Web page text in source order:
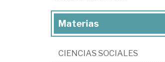
Materias
CIENCIAS SOCIALES